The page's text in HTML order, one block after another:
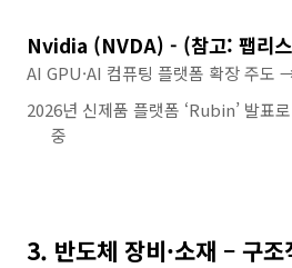
Nvidia (NVDA) - (참고: 팹리
AI GPU·AI 컴퓨팅 플랫폼 확장 주도
2026년 신제품 플랫폼 ‘Rubin’ 발표
중
3. 반도체 장비·소재 – 구